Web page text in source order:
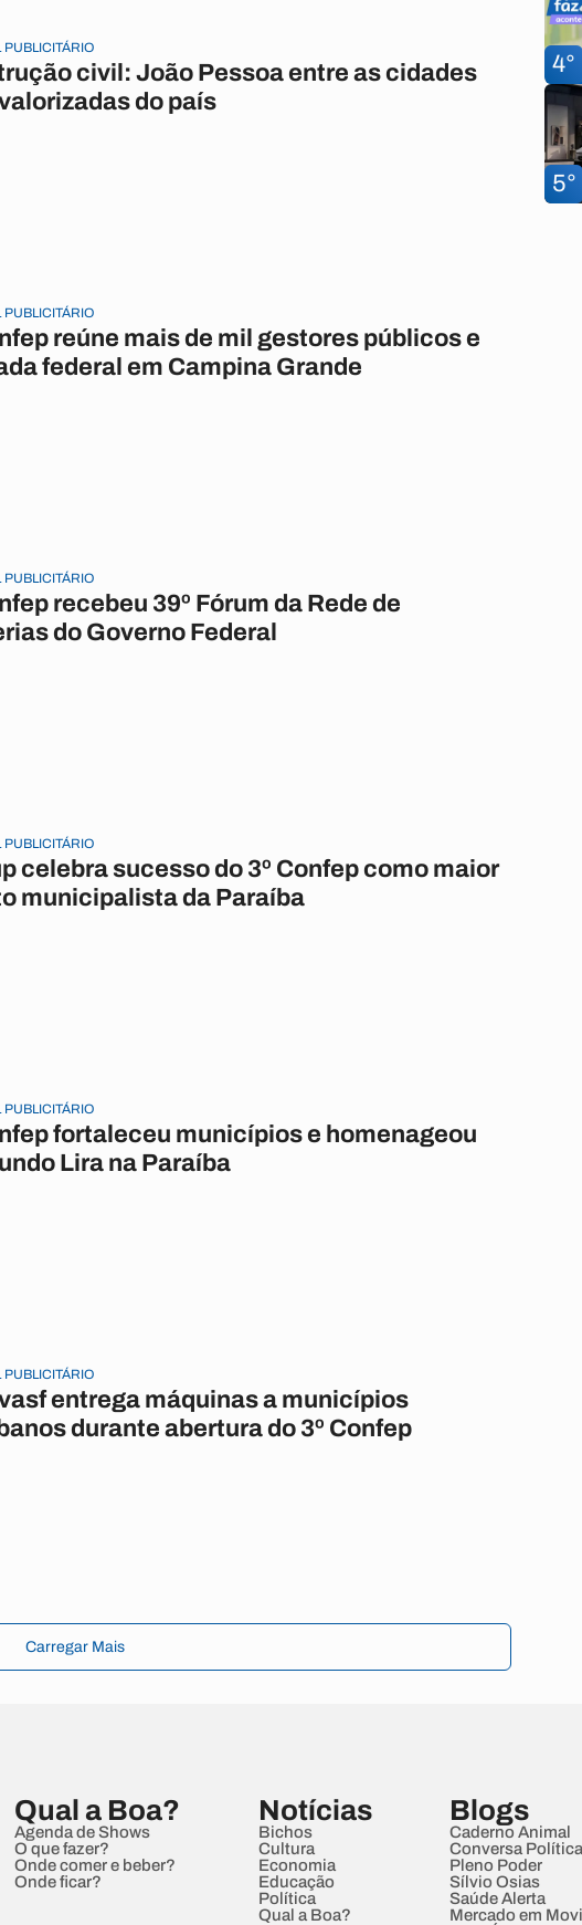
4°
5°
PUBLICITÁRIO
civil: João Pessoa entre as cidades
do país
PUBLICITÁRIO
reúne mais de mil gestores públicos e
federal em Campina Grande
PUBLICITÁRIO
recebeu 39º Fórum da Rede de
do Governo Federal
PUBLICITÁRIO
celebra sucesso do 3º Confep como maior
municipalista da Paraíba
PUBLICITÁRIO
fortaleceu municípios e homenageou
Lira na Paraíba
PUBLICITÁRIO
entrega máquinas a municípios
durante abertura do 3º Confep
Carregar Mais
Qual a Boa?
Agenda de Shows
O que fazer?
Onde comer e beber?
Onde ficar?
Notícias
Bichos
Cultura
Economia
Educação
Política
Qual a Boa?
Blogs
Caderno Animal
Conversa Política
Pleno Poder
Sílvio Osias
Saúde Alerta
Mercado em